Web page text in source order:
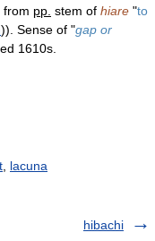
from pp. stem of hiare "to
)). Sense of "gap or
1610s.
lacuna
hibachi